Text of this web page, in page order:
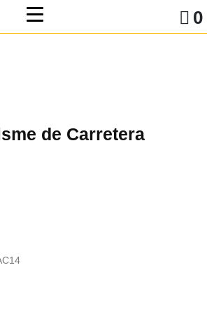
0
de Carretera